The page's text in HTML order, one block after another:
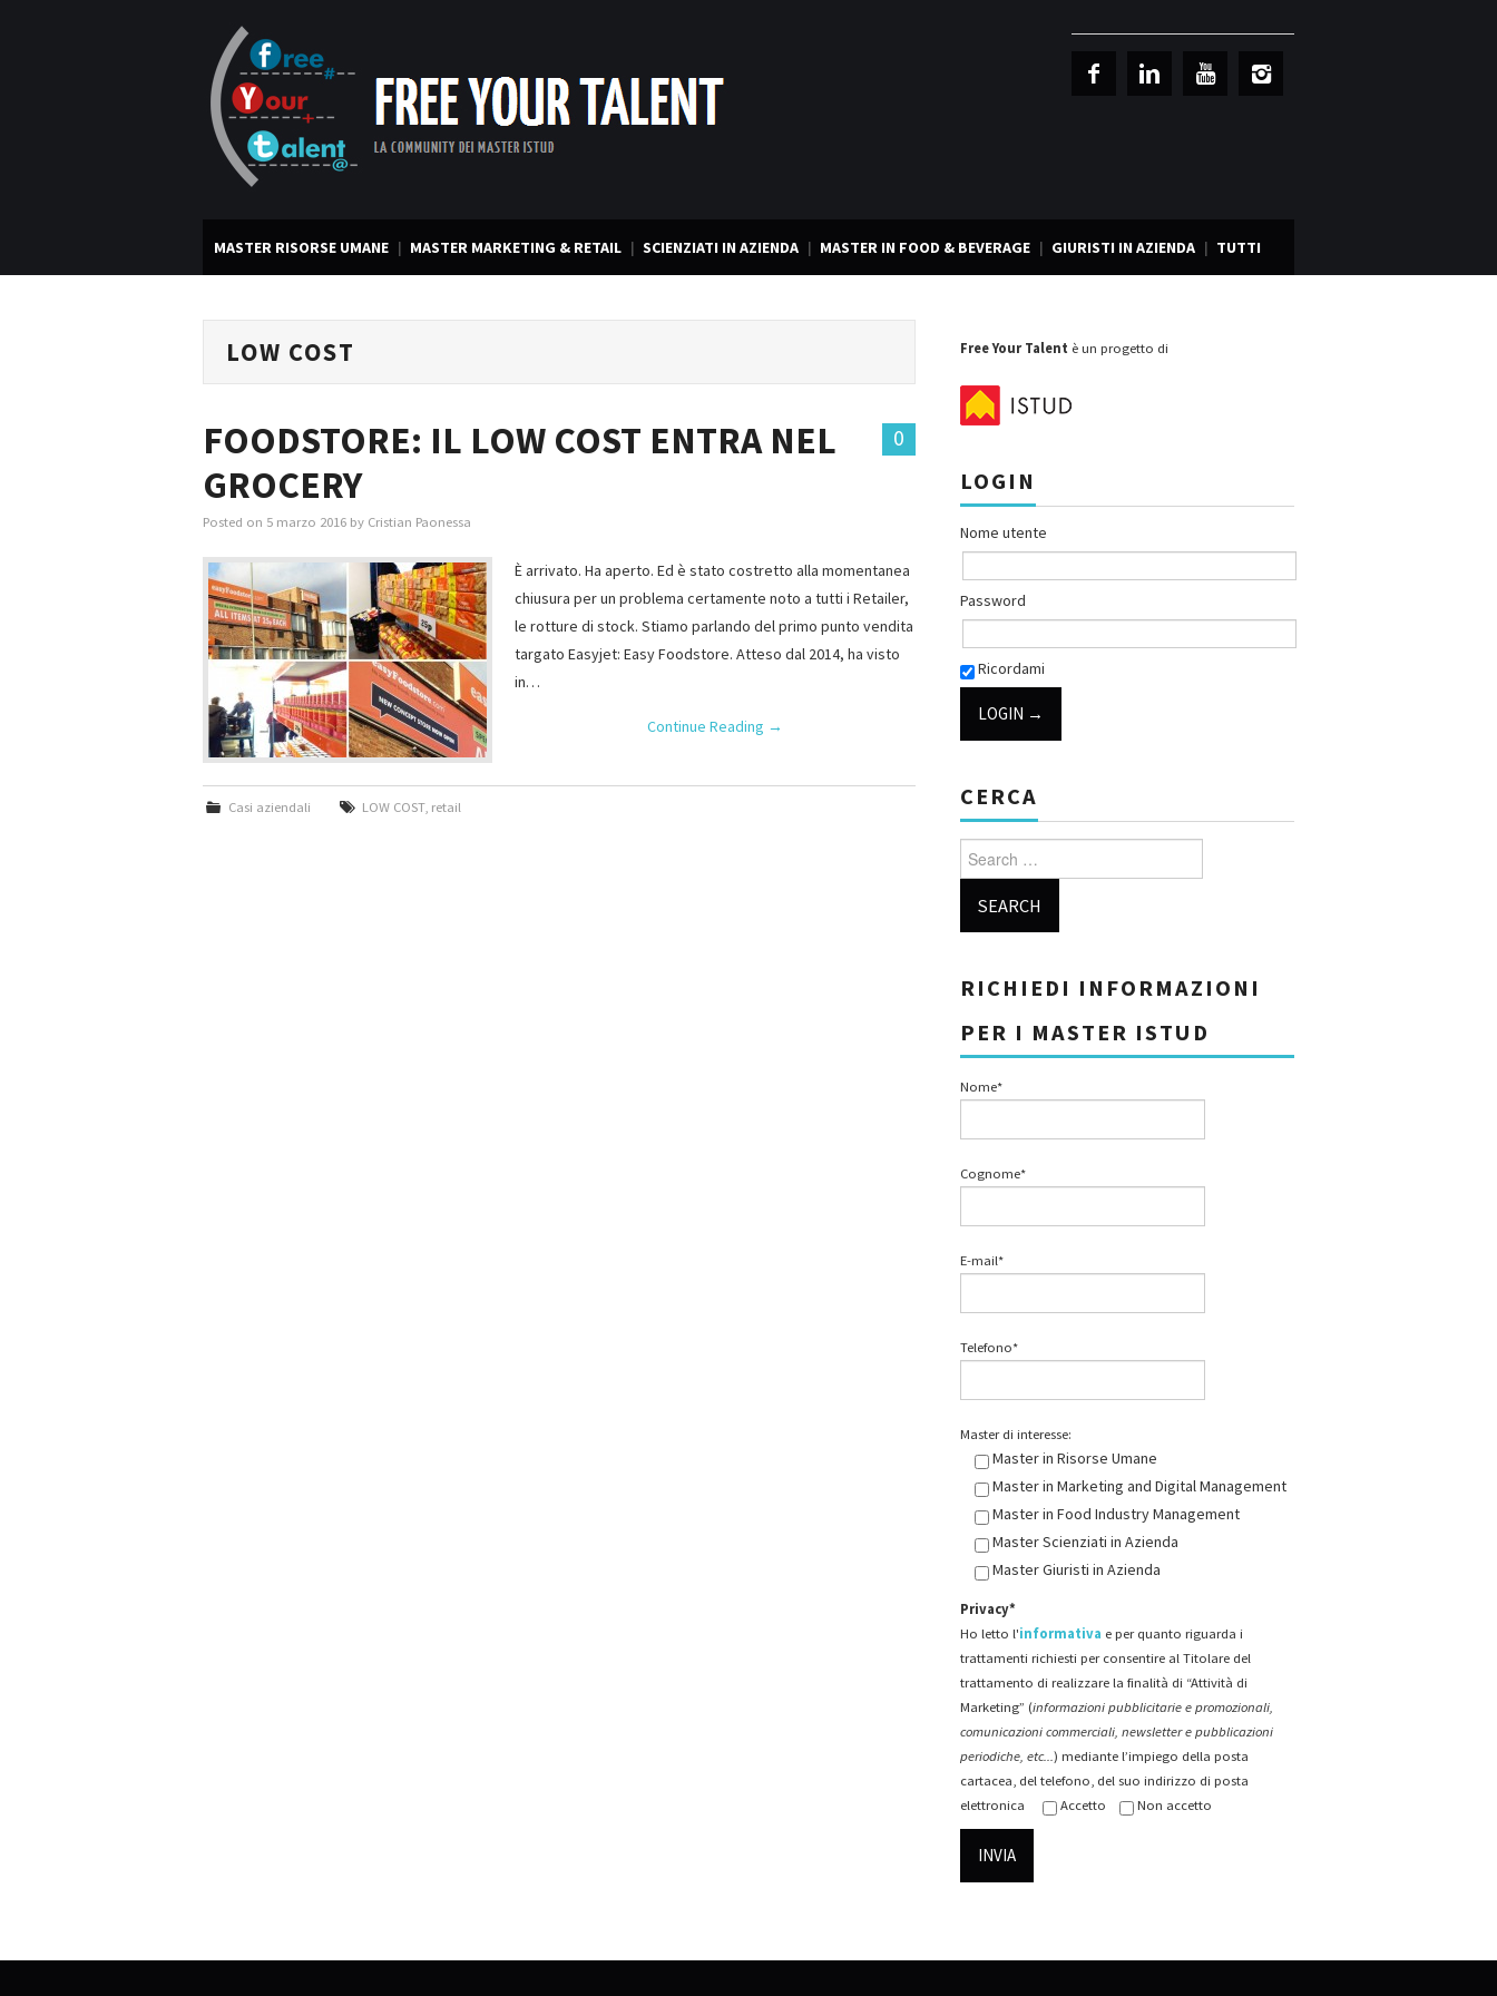
MASTER RISORSE UMANE MASTER MARKETING & RETAIL SCIENZIATI IN AZIENDA MASTER IN FOOD & BEVERAGE GIURISTI IN AZIENDA TUTTI
LOW COST
0
FOODSTORE: IL LOW COST ENTRA NEL
GROCERY
Posted on 5 marzo 2016 by Cristian Paonessa
È arrivato. Ha aperto. Ed è stato costretto alla momentanea
chiusura per un problema certamente noto a tutti i Retailer,
le rotture di stock. Stiamo parlando del primo punto vendita
targato Easyjet: Easy Foodstore. Atteso dal 2014, ha visto
in…
Continue Reading →
Casi aziendali LOW COST, retail
Free Your Talent è un progetto di
LOGIN
Nome utente
Password
Ricordami
CERCA
Search for:
RICHIEDI INFORMAZIONI
PER I MASTER ISTUD
Nome*
Cognome*
E-mail*
Telefono*
Master di interesse:
Master in Risorse Umane
Master in Marketing and Digital Management
Master in Food Industry Management
Master Scienziati in Azienda
Master Giuristi in Azienda
Privacy*
Ho letto l'informativa e per quanto riguarda i
trattamenti richiesti per consentire al Titolare del
trattamento di realizzare la finalità di “Attività di
Marketing” (informazioni pubblicitarie e promozionali,
comunicazioni commerciali, newsletter e pubblicazioni
periodiche, etc...) mediante l’impiego della posta
cartacea, del telefono, del suo indirizzo di posta
elettronica
Accetto Non accetto